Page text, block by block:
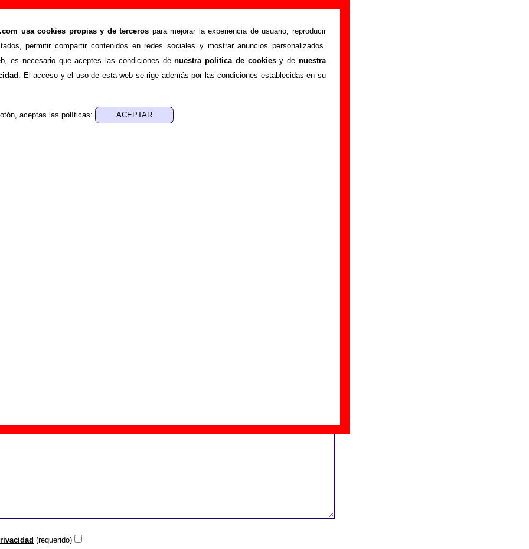
usa cookies propias y de terceros para mejorar la experiencia de usuario, reproducir
permitir compartir contenidos en redes sociales y mostrar anuncios personalizados.
es necesario que aceptes las condiciones denuestra política de cookiesy denuestra
. El acceso y el uso de esta web se rige además por las condiciones establecidas en su
aceptas las políticas:
- Añadir o corregir información
> Añadir
adicional, puedes enviar nueva información o corregir la existente mediante el
o escribiendo un e-mail a guialven@musicoscopio.com.Gracias por tu
(requerido)